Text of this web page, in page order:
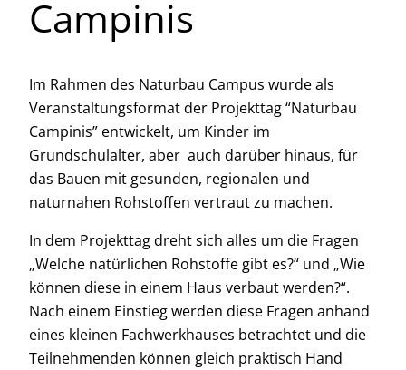
Campinis
Im Rahmen des Naturbau Campus wurde als
Veranstaltungsformat der Projekttag “Naturbau
Campinis” entwickelt, um Kinder im
Grundschulalter, aber auch darüber hinaus, für
das Bauen mit gesunden, regionalen und
naturnahen Rohstoffen vertraut zu machen.
In dem Projekttag dreht sich alles um die Fragen
„Welche natürlichen Rohstoffe gibt es?“ und „Wie
können diese in einem Haus verbaut werden?“.
Nach einem Einstieg werden diese Fragen anhand
eines kleinen Fachwerkhauses betrachtet und die
Teilnehmenden können gleich praktisch Hand